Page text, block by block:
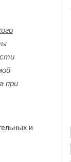
при
и